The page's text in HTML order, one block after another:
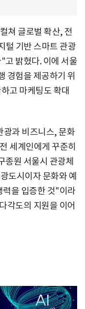
쳐 글로벌 확산, 전
털 기반 스마트 관광
고 밝혔다. 이에 서울
경험을 제공하기 위
고 마케팅도 확대
광과 비즈니스, 문화
세계인에게 꾸준히
종원 서울시 관광체
도시이자 문화와 예
력을 입증한 것"이라
각도의 지원을 이어